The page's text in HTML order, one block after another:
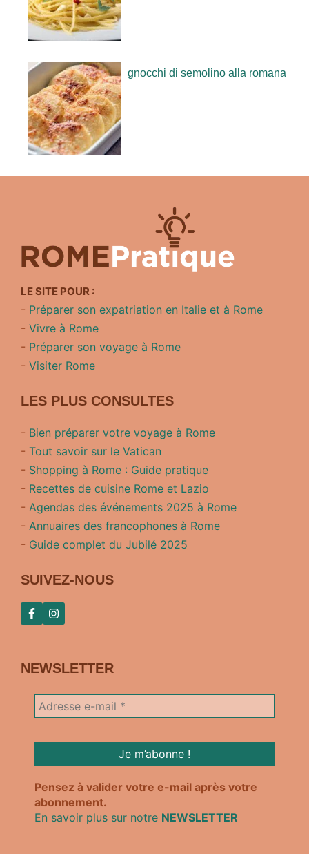
gnocchi di semolino alla romana
LE SITE POUR :
- Préparer son expatriation en Italie et à Rome
- Vivre à Rome
- Préparer son voyage à Rome
- Visiter Rome
LES PLUS CONSULTES
- Bien préparer votre voyage à Rome
- Tout savoir sur le Vatican
- Shopping à Rome : Guide pratique
- Recettes de cuisine Rome et Lazio
- Agendas des événements 2025 à Rome
- Annuaires des francophones à Rome
- Guide complet du Jubilé 2025
SUIVEZ-NOUS
NEWSLETTER
Pensez à valider votre e-mail après votre
abonnement.
En savoir plus sur notre NEWSLETTER